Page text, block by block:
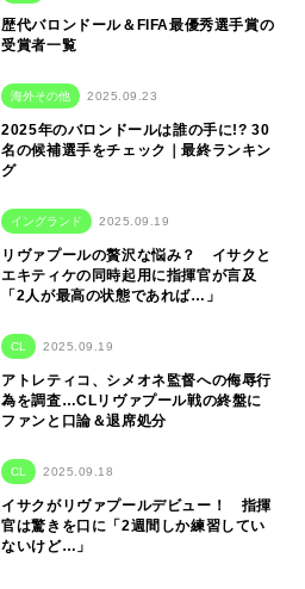
歴代バロンドール＆FIFA最優秀選手賞の
受賞者一覧
海外その他 2025.09.23
2025年のバロンドールは誰の手に!? 30
名の候補選手をチェック｜最終ランキン
グ
イングランド 2025.09.19
リヴァプールの贅沢な悩み？ イサクと
エキティケの同時起用に指揮官が言及
「2人が最高の状態であれば…」
CL 2025.09.19
アトレティコ、シメオネ監督への侮辱行
為を調査…CLリヴァプール戦の終盤に
ファンと口論＆退席処分
CL 2025.09.18
イサクがリヴァプールデビュー！ 指揮
官は驚きを口に「2週間しか練習してい
ないけど…」